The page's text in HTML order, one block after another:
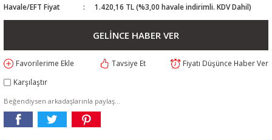
Havale/EFT Fiyat
1.420,16 TL (%3,00 havale indirimli. KDV Dahil)
GELİNCE HABER VER
Tavsiye Et
Fiyatı Düşünce Haber Ver
Karşılaştır
Beğendiysen arkadaşlarınla paylaş...